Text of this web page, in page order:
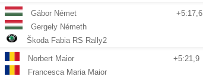
Gábor Német
+5:17,6
Gergely Németh
Škoda Fabia RS Rally2
Norbert Maior
+5:21,9
Francesca Maria Maior